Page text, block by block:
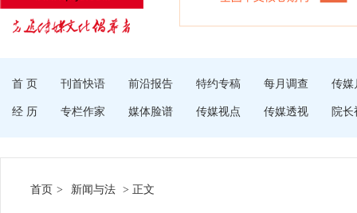
首 页 刊首快语 前沿报告 特约专稿 每月调查 传媒
经 历 专栏作家 媒体脸谱 传媒视点 传媒透视 院长
首页 > 新闻与法 > 正文